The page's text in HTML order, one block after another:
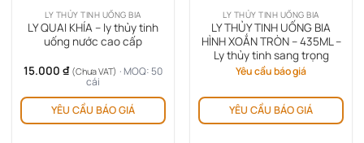
LY THỦY TINH UỐNG BIA
LY QUAI KHÍA – ly thủy tinh
uống nước cao cấp
15.000 ₫ (Chưa VAT) · MOQ: 50
cái
YÊU CẦU BÁO GIÁ
LY THỦY TINH UỐNG BIA
LY THỦY TINH UỐNG BIA
HÌNH XOẮN TRÒN – 435ML –
Ly thủy tinh sang trọng
Yêu cầu báo giá
YÊU CẦU BÁO GIÁ